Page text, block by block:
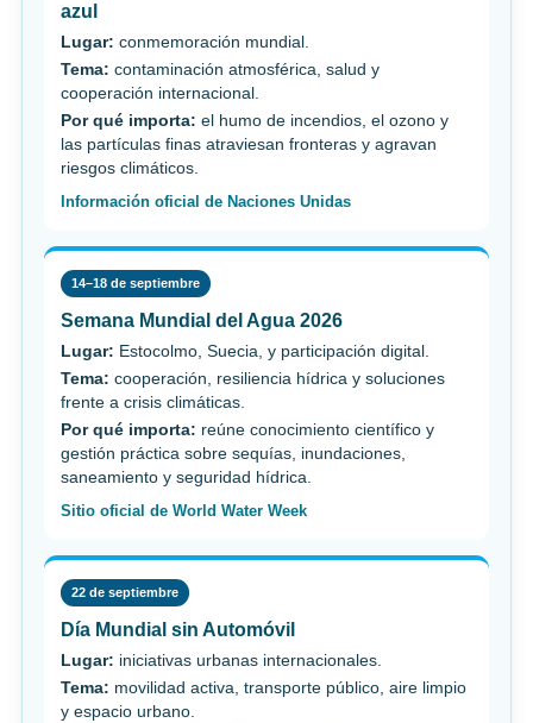
azul
Lugar: conmemoración mundial.
Tema: contaminación atmosférica, salud y
cooperación internacional.
Por qué importa: el humo de incendios, el ozono y
las partículas finas atraviesan fronteras y agravan
riesgos climáticos.
Información oficial de Naciones Unidas
14–18 de septiembre
Semana Mundial del Agua 2026
Lugar: Estocolmo, Suecia, y participación digital.
Tema: cooperación, resiliencia hídrica y soluciones
frente a crisis climáticas.
Por qué importa: reúne conocimiento científico y
gestión práctica sobre sequías, inundaciones,
saneamiento y seguridad hídrica.
Sitio oficial de World Water Week
22 de septiembre
Día Mundial sin Automóvil
Lugar: iniciativas urbanas internacionales.
Tema: movilidad activa, transporte público, aire limpio
y espacio urbano.